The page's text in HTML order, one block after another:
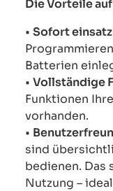
Die Vorteile
• Sofort
Batterien
• Vollständige
Funktionen
vorhanden.
•
sind
bedienen.
Nutzung –